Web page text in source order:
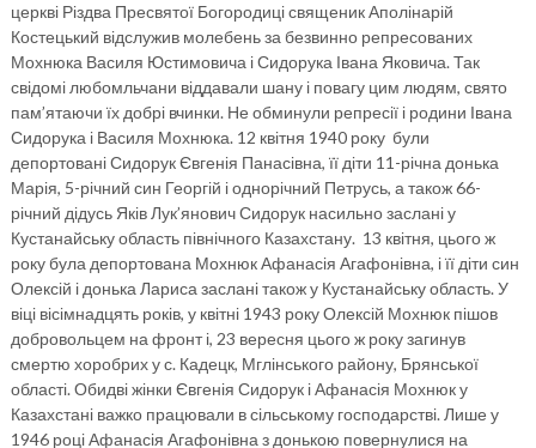
церкві Різдва Пресвятої Богородиці священик Аполінарій
Костецький відслужив молебень за безвинно репресованих
Мохнюка Василя Юстимовича і Сидорука Івана Яковича. Так
свідомі любомльчани віддавали шану і повагу цим людям, свято
пам’ятаючи їх добрі вчинки. Не обминули репресії і родини Івана
Сидорука і Василя Мохнюка. 12 квітня 1940 року були
депортовані Сидорук Євгенія Панасівна, її діти 11-річна донька
Марія, 5-річний син Георгій і однорічний Петрусь, а також 66-
річний дідусь Яків Лук’янович Сидорук насильно заслані у
Кустанайську область північного Казахстану. 13 квітня, цього ж
року була депортована Мохнюк Афанасія Агафонівна, і її діти син
Олексій і донька Лариса заслані також у Кустанайську область. У
віці вісімнадцять років, у квітні 1943 року Олексій Мохнюк пішов
добровольцем на фронт і, 23 вересня цього ж року загинув
смертю хоробрих у с. Кадецк, Мглінського району, Брянської
області. Обидві жінки Євгенія Сидорук і Афанасія Мохнюк у
Казахстані важко працювали в сільському господарстві. Лише у
1946 році Афанасія Агафонівна з донькою повернулися на